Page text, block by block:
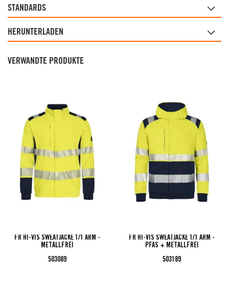
STANDARDS
HERUNTERLADEN
VERWANDTE PRODUKTE
FR HI-VIS SWEATJACKE 1/1 ARM -
METALLFREI
503089
FR HI-VIS SWEATJACKE 1/1 ARM -
PFAS + METALLFREI
503189